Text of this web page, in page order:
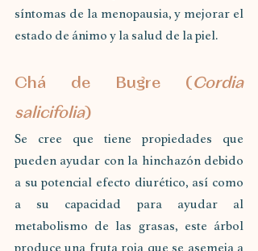
síntomas de la menopausia, y mejorar el
estado de ánimo y la salud de la piel.
Chá de Bugre ( Cordia
salicifolia)
Se cree que tiene propiedades que
pueden ayudar con la hinchazón debido
a su potencial efecto diurético, así como
a su capacidad para ayudar al
metabolismo de las grasas, este árbol
produce una fruta roja que se asemeja a